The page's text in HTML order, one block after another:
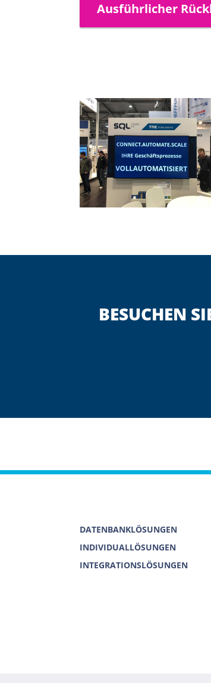
Ausführlicher
BESUCHEN
DATENBANKLÖSUNGEN
INDIVIDUALLÖSUNGEN
INTEGRATIONSLÖSUNGEN